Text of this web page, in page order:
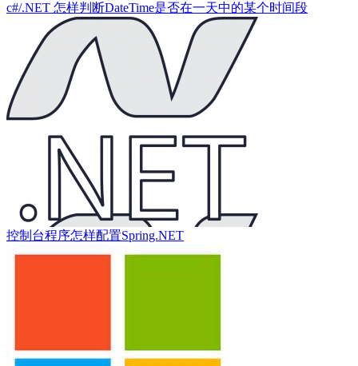
c#/.NET 怎样判断DateTime是否在一天中的某个时间段
控制台程序怎样配置Spring.NET